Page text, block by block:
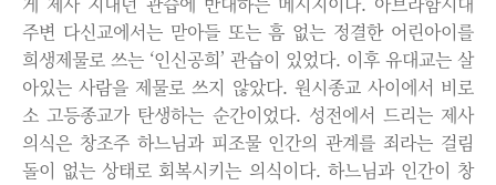
주변 다신교에서는 맏아들 또는 흠 없는 정결한 어린아이를
희생제물로 쓰는 ‘인신공희’ 관습이 있었다. 이후 유대교는 살
아있는 사람을 제물로 쓰지 않았다. 원시종교 사이에서 비로
소 고등종교가 탄생하는 순간이었다. 성전에서 드리는 제사
의식은 창조주 하느님과 피조물 인간의 관계를 죄라는 걸림
돌이 없는 상태로 회복시키는 의식이다. 하느님과 인간이 창